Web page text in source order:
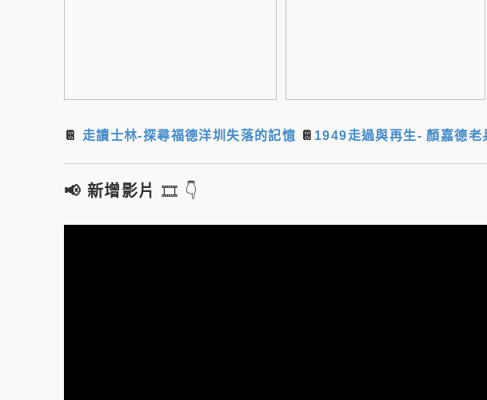
📔 走讀士林-探尋福德洋圳失落的記憶 📔 1949走過與再生- 顏嘉德老
📢 新增影片 🎞 👇